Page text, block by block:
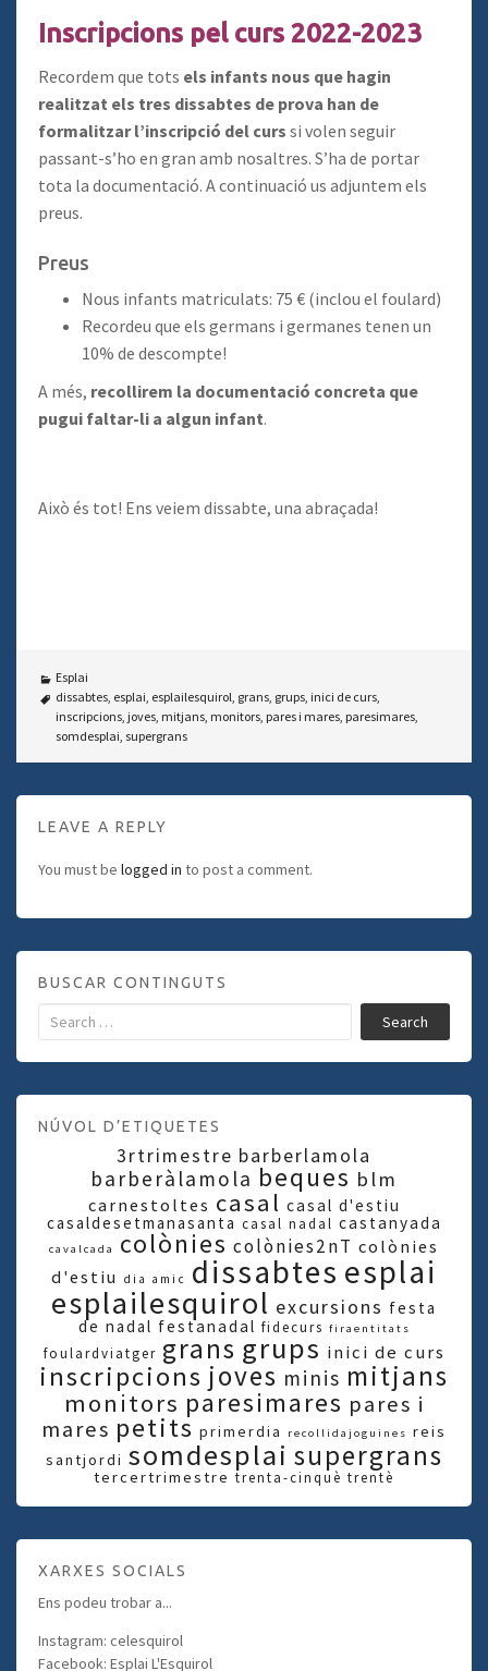
Inscripcions pel curs 2022-2023
Recordem que tots els infants nous que hagin
realitzat els tres dissabtes de prova han de
formalitzar l’inscripció del curs si volen seguir
passant-s’ho en gran amb nosaltres. S’ha de portar
tota la documentació. A continuació us adjuntem els
preus.
Preus
Nous infants matriculats: 75 € (inclou el foulard)
Recordeu que els germans i germanes tenen un
10% de descompte!
A més, recollirem la documentació concreta que
pugui faltar-li a algun infant.
Això és tot! Ens veiem dissabte, una abraçada!
Esplai
dissabtes, esplai, esplailesquirol, grans, grups, inici de curs,
inscripcions, joves, mitjans, monitors, pares i mares, paresimares,
somdesplai, supergrans
LEAVE A REPLY
You must be logged in to post a comment.
BUSCAR CONTINGUTS
Search
NÚVOL D’ETIQUETES
3rtrimestre barberlamola
barberàlamola beques blm
carnestoltes casal casal d'estiu
casaldesetmanasanta casal nadal castanyada
cavalcada colònies colònies2nT colònies
d'estiu
dia amic dissabtes esplai
esplailesquirol excursions festa
de nadal festanadal fidecurs firaentitats
foulardviatger grans grups inici de curs
inscripcions joves minis mitjans
monitors paresimares pares i
mares petits primerdia recollidajoguines reis
santjordi somdesplai supergrans
tercertrimestre trenta-cinquè trentè
XARXES SOCIALS
Ens podeu trobar a...
Instagram: celesquirol
Facebook: Esplai L'Esquirol